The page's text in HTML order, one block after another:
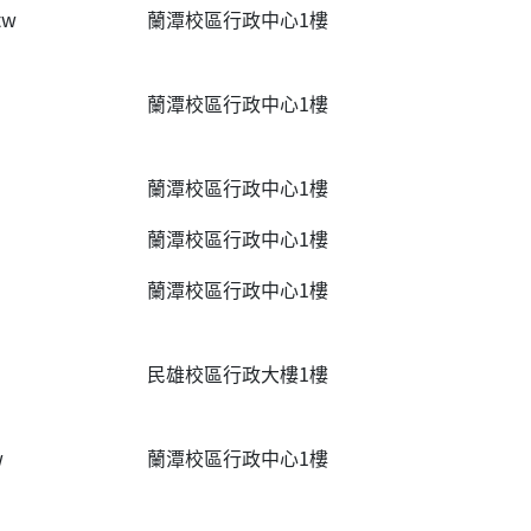
蘭潭校區行政中心1樓
蘭潭校區行政中心1樓
蘭潭校區行政中心1樓
蘭潭校區行政中心1樓
蘭潭校區行政中心1樓
民雄校區行政大樓1樓
蘭潭校區行政中心1樓